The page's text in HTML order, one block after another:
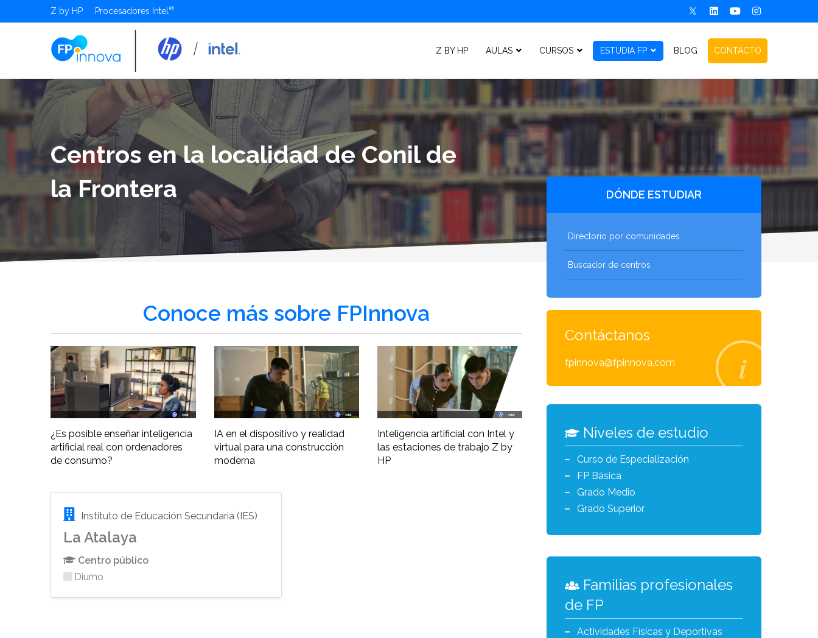
Z by HP Procesadores Intel
Z BY HP AULAS CURSOS ESTUDIA FP BLOG CONTACTO
Centros en la localidad de Conil de
la Frontera
Conoce más sobre FPInnova
¿Es posible enseñar inteligencia
artificial real con ordenadores
de consumo?
IA en el dispositivo y realidad
virtual para una construcción
moderna
Inteligencia artificial con Intel y
las estaciones de trabajo Z by
HP
Instituto de Educación Secundaria (IES)
La Atalaya
Centro público
Diurno
DÓNDE ESTUDIAR
Directorio por comunidades
Buscador de centros
Contáctanos
fpinnova@fpinnova.com
Niveles de estudio
Curso de Especialización
FP Básica
Grado Medio
Grado Superior
Familias profesionales
de FP
Actividades Físicas y Deportivas